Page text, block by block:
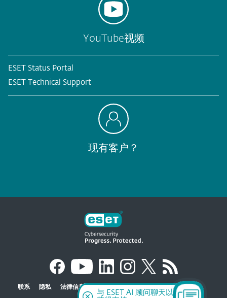
YouTube视频
ESET Status Portal
ESET Technical Support
现有客户？
联系 隐私 法律信息 报告的漏洞 网站地图 管理 Cookie
与 ESET AI 顾问聊天以